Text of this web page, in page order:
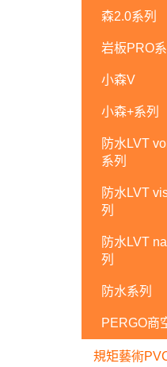
森2.0系列
岩板PRO系
小森V
小森+系列
防水LVT
系列
防水LVT
列
防水LVT
列
防水系列
PERGO商
規矩藝術